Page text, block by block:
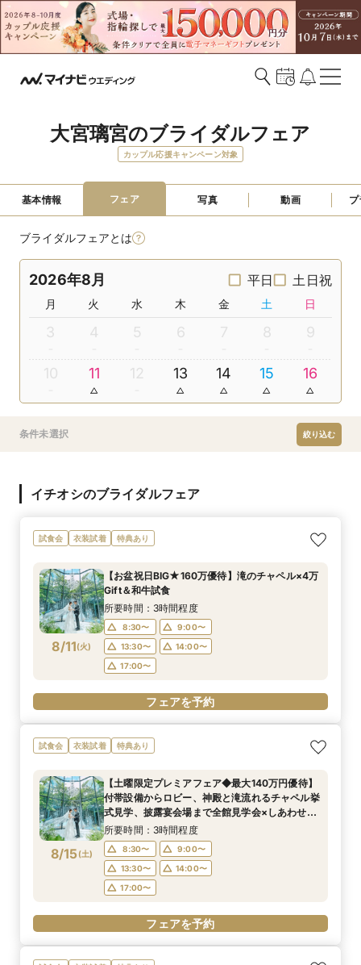
大宮璃宮のブライダルフェア
カップル応援キャンペーン対象
基本情報 フェア 写真 動画
ブライダルフェアとは
2026年8月 平日 土日祝
月 火 水 木 金 土 日
3 4 5 6 7 8 9
10 11 12 13 14 15 16
条件未選択 絞り込む
イチオシのブライダルフェア
試食会 衣装試着 特典あり
8/11(火)
【お盆祝日BIG★160万優待】滝のチャペル×4万
Gift＆和牛試食
所要時間：3時間程度
8:30〜
9:00〜
13:30〜
14:00〜
17:00〜
フェアを予約
試食会 衣装試着 特典あり
8/15(土)
【土曜限定プレミアフェア◆最大140万円優待】
付帯設備からロビー、神殿と滝流れるチャペル挙
式見学、披露宴会場まで全館見学会×しあわせ絆
牛無料試食会×おふたりに合わせた見積りシュミ
レーション
所要時間：3時間程度
8:30〜
9:00〜
13:30〜
14:00〜
17:00〜
フェアを予約